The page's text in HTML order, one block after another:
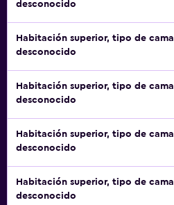
desconocido
Habitación superior, tipo de cama
desconocido
Habitación superior, tipo de cama
desconocido
Habitación superior, tipo de cama
desconocido
Habitación superior, tipo de cama
desconocido